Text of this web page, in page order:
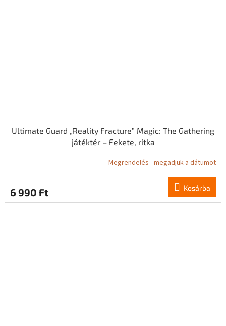
Ultimate Guard „Reality Fracture” Magic: The Gathering
játéktér – Fekete, ritka
Megrendelés - megadjuk a dátumot
6 990 Ft Kosárba